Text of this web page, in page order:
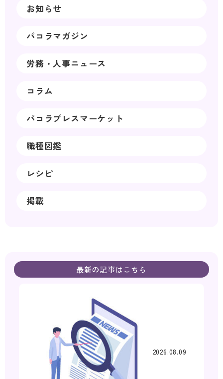
お知らせ
パコラマガジン
労務・人事ニュース
コラム
パコラプレスマーケット
職種図鑑
レシピ
掲載
最新の記事はこちら
2026.08.09